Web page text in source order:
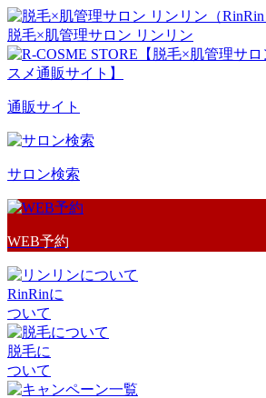
脱毛×肌管理サロン リンリン
通販サイト
サロン検索
WEB予約
RinRinに
ついて
脱毛に
ついて